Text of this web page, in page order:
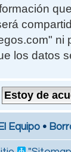
ni
los datos
El Equipo •